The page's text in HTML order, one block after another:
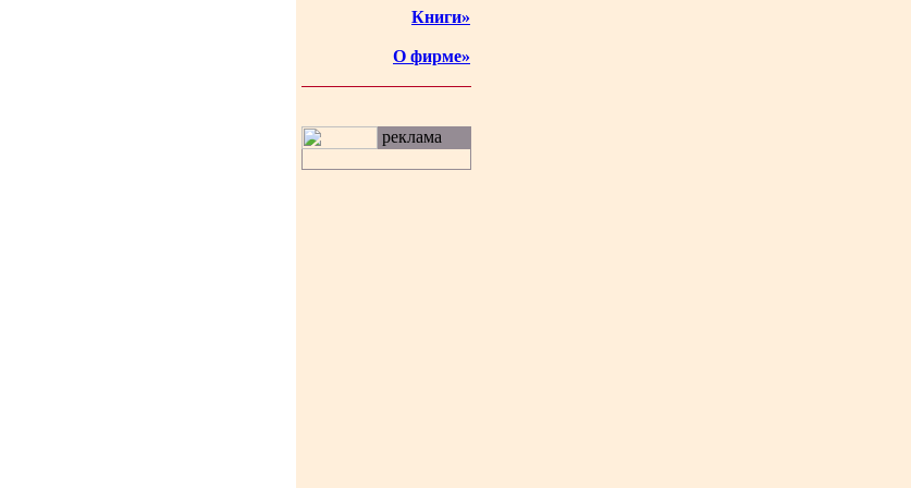
Книги»
О фирме»
реклама